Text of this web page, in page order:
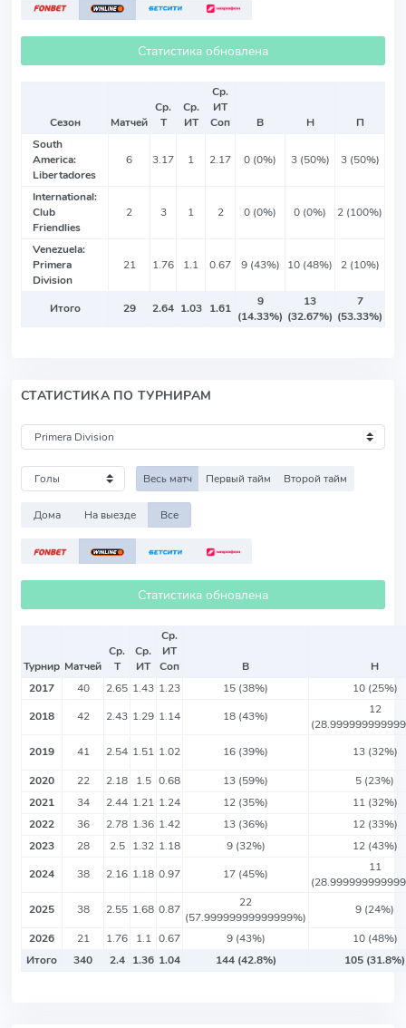
Статистика обновлена
Сезон Матчей
Ср.
Т
Ср.
ИТ
Ср.
ИТ
Соп
В Н
П
South
America:
Libertadores
6 3.17 1 2.17 0 (0%) 3 (50%) 3 (50%)
International:
Club
Friendlies
2 3 1 2 0 (0%) 0 (0%) 2 (100%)
Venezuela:
Primera
Division
21 1.76 1.1 0.67 9 (43%) 10 (48%) 2 (10%)
Итого 29 2.64 1.03 1.61
9
(14.33%)
13
(32.67%)
7
(53.33%)
СТАТИСТИКА ПО ТУРНИРАМ
Весь матч Первый тайм Второй тайм
Дома На выезде Все
Статистика обновлена
Турнир Матчей
Ср.
Т
Ср.
ИТ
Ср.
ИТ
Соп
В
Н
2017
40 2.65 1.43 1.23 15 (38%)
10 (25%)
2018
42 2.43 1.29 1.14 18 (43%)
12
2019
41 2.54 1.51 1.02 16 (39%)
13 (32%)
2020
22 2.18 1.5 0.68 13 (59%)
5 (23%)
2021
34 2.44 1.21 1.24 12 (35%)
11 (32%)
2022
36 2.78 1.36 1.42 13 (36%)
12 (33%)
2023
28 2.5 1.32 1.18 9 (32%)
12 (43%)
2024
38 2.16 1.18 0.97 17 (45%)
11
2025
38 2.55 1.68 0.87
22
(57.99999999999999%)
9 (24%)
2026
21 1.76 1.1 0.67 9 (43%)
10 (48%)
Итого
340 2.4 1.36 1.04 144 (42.8%) 105 (31.8%)